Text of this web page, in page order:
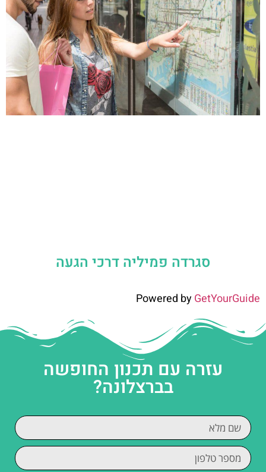
סגרדה פמיליה דרכי הגעה
Powered byGetYourGuide
עזרה עם תכנון החופשה
בברצלונה?